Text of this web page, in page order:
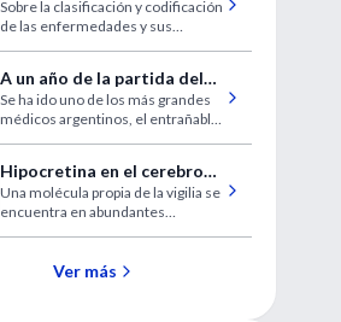
Sobre la clasificación y codificación
de las enfermedades y sus
A un año de la partida del
gran Paco Maglio
Se ha ido uno de los más grandes
médicos argentinos, el entrañable
siempre
Hipocretina en el cerebro
de los adictos a la heroína
Una molécula propia de la vigilia se
encuentra en abundantes
Ver más